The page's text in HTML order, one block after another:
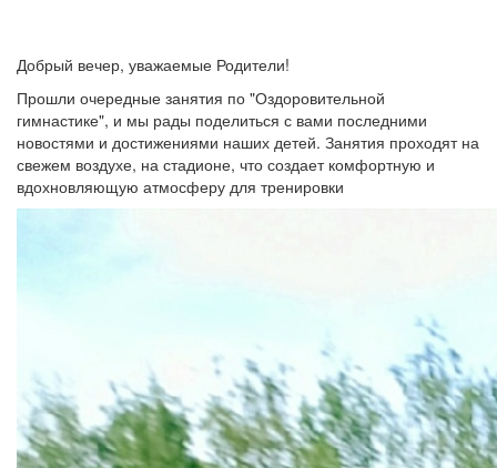
Добрый вечер, уважаемые Родители!
Прошли очередные занятия по "Оздоровительной
гимнастике", и мы рады поделиться с вами последними
новостями и достижениями наших детей. Занятия проходят на
свежем воздухе, на стадионе, что создает комфортную и
вдохновляющую атмосферу для тренировки